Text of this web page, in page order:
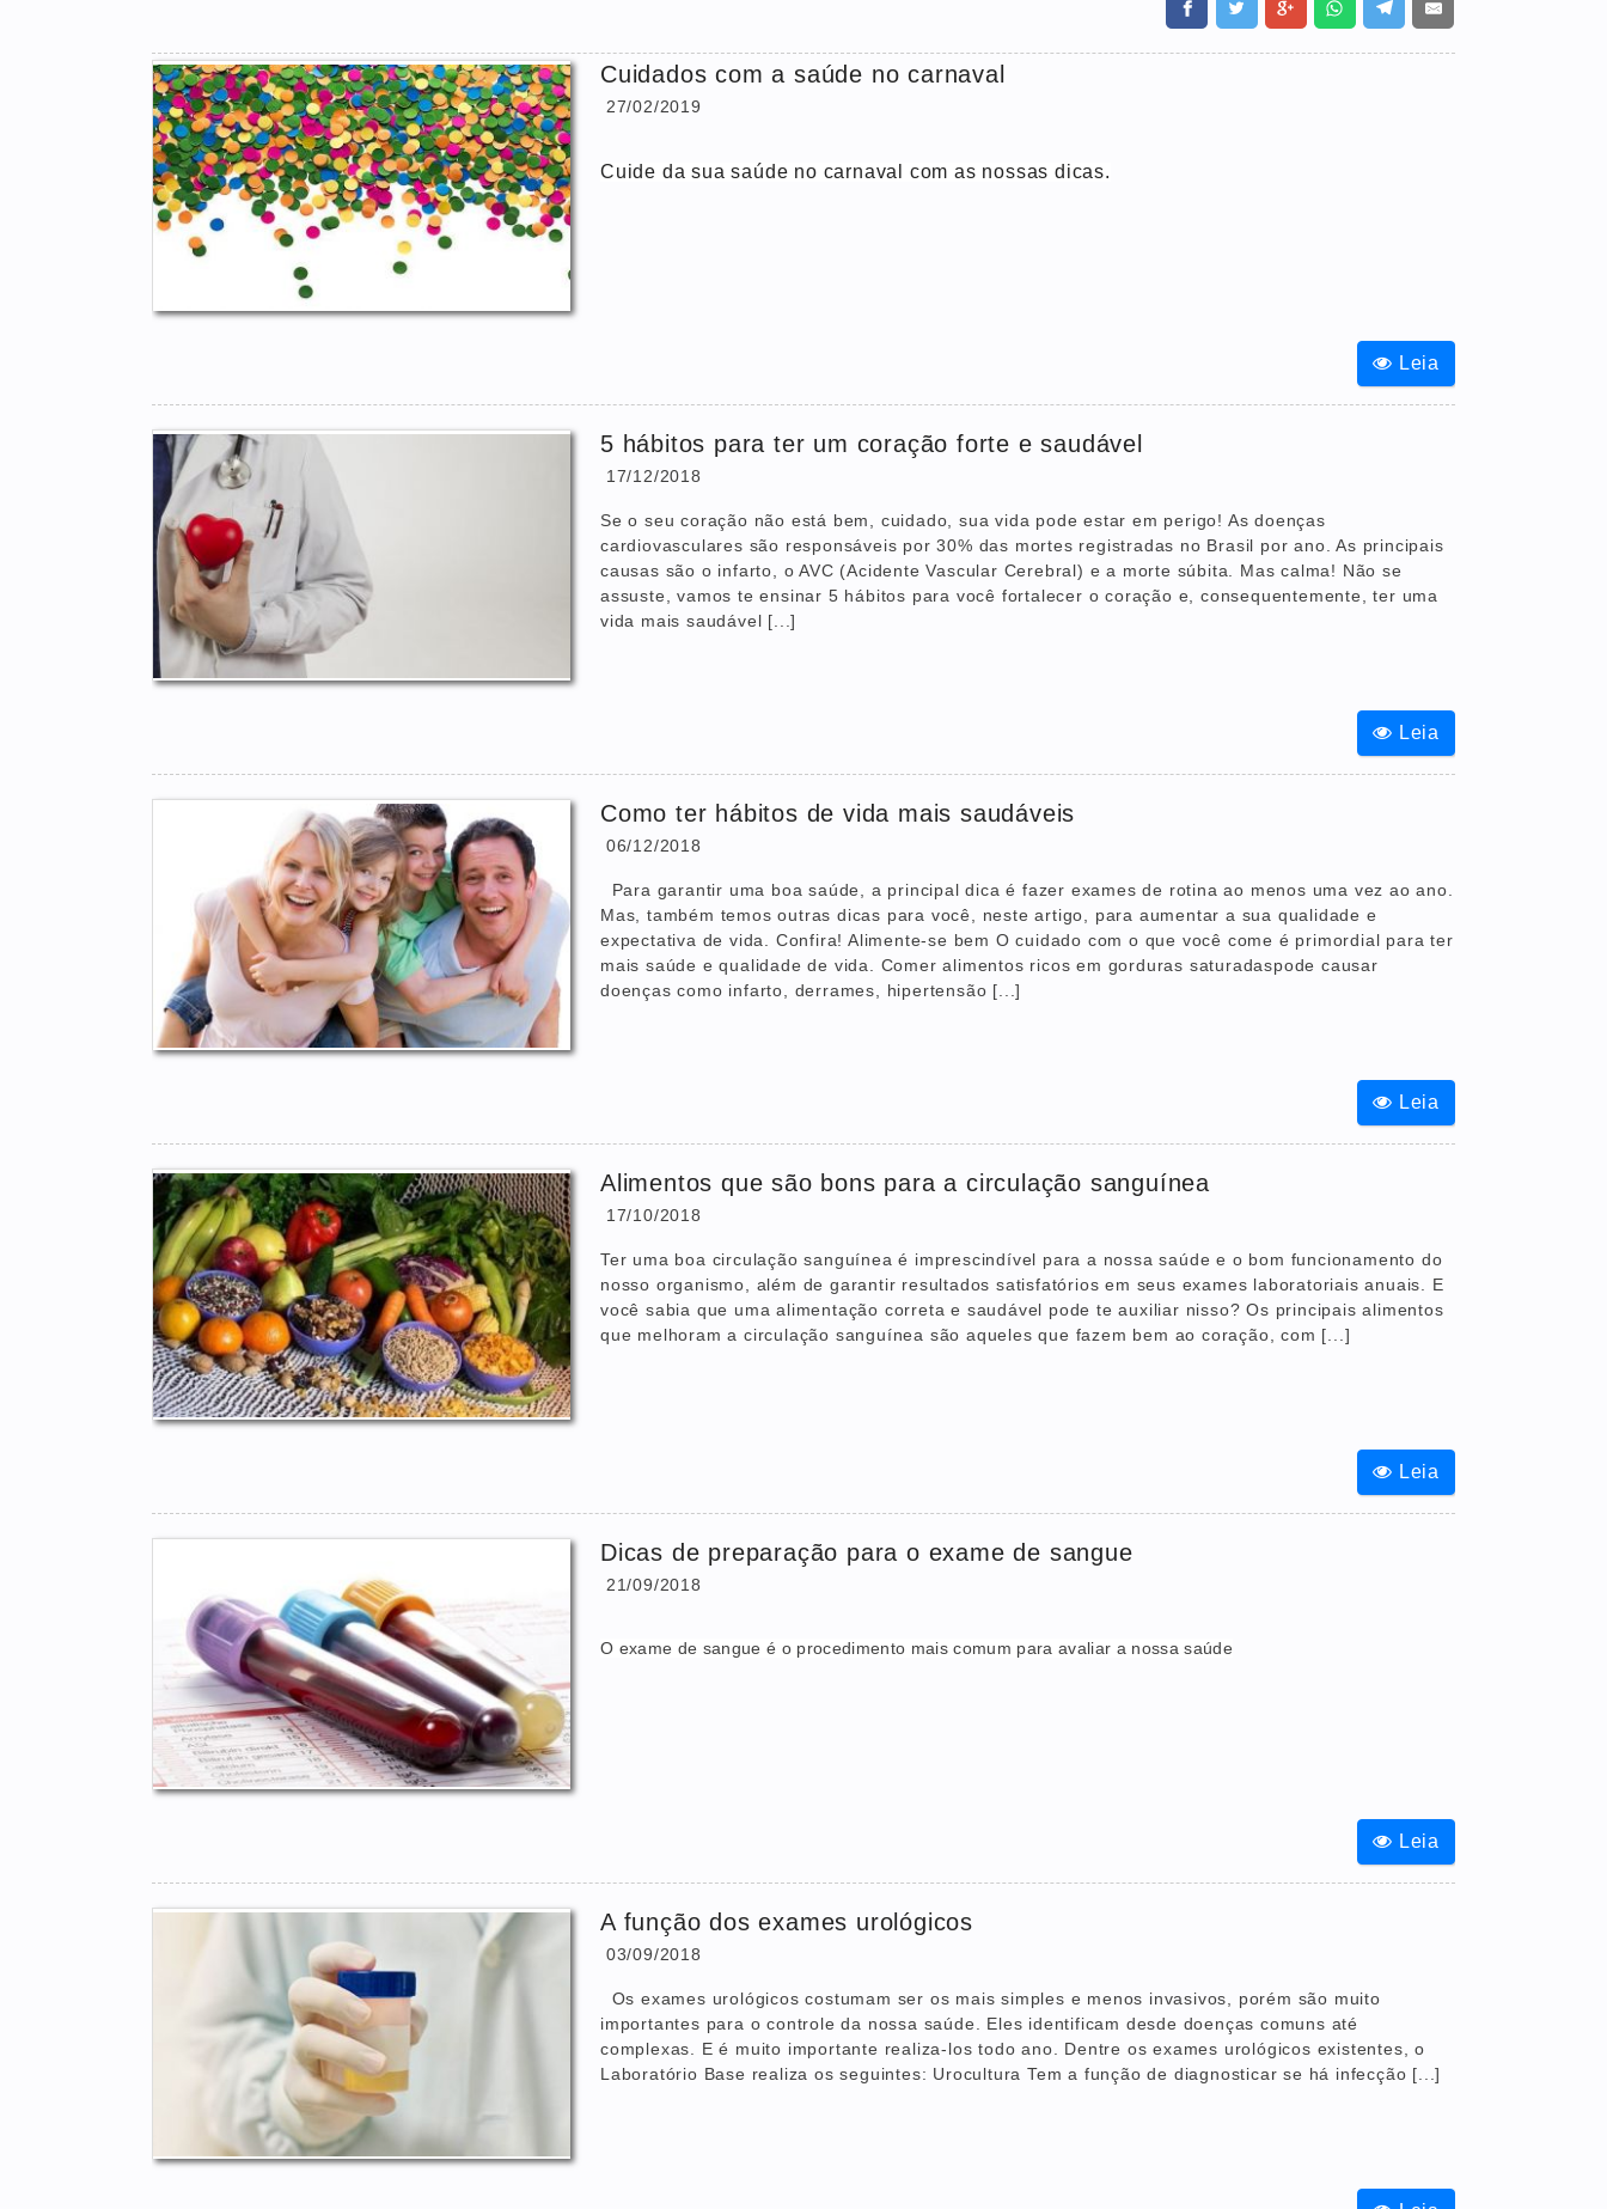
Cuidados com a saúde no carnaval
27/02/2019
Cuide da sua saúde no carnaval com as nossas dicas.
Leia
5 hábitos para ter um coração forte e saudável
17/12/2018
Se o seu coração não está bem, cuidado, sua vida pode estar em perigo! As doenças
cardiovasculares são responsáveis por 30% das mortes registradas no Brasil por ano. As principais
causas são o infarto, o AVC (Acidente Vascular Cerebral) e a morte súbita. Mas calma! Não se
assuste, vamos te ensinar 5 hábitos para você fortalecer o coração e, consequentemente, ter uma
vida mais saudável [...]
Leia
Como ter hábitos de vida mais saudáveis
06/12/2018
Para garantir uma boa saúde, a principal dica é fazer exames de rotina ao menos uma vez ao ano.
Mas, também temos outras dicas para você, neste artigo, para aumentar a sua qualidade e
expectativa de vida. Confira! Alimente-se bem O cuidado com o que você come é primordial para ter
mais saúde e qualidade de vida. Comer alimentos ricos em gorduras saturadaspode causar
doenças como infarto, derrames, hipertensão [...]
Leia
Alimentos que são bons para a circulação sanguínea
17/10/2018
Ter uma boa circulação sanguínea é imprescindível para a nossa saúde e o bom funcionamento do
nosso organismo, além de garantir resultados satisfatórios em seus exames laboratoriais anuais. E
você sabia que uma alimentação correta e saudável pode te auxiliar nisso? Os principais alimentos
que melhoram a circulação sanguínea são aqueles que fazem bem ao coração, com [...]
Leia
Dicas de preparação para o exame de sangue
21/09/2018
O exame de sangue é o procedimento mais comum para avaliar a nossa saúde
Leia
A função dos exames urológicos
03/09/2018
Os exames urológicos costumam ser os mais simples e menos invasivos, porém são muito
importantes para o controle da nossa saúde. Eles identificam desde doenças comuns até
complexas. E é muito importante realiza-los todo ano. Dentre os exames urológicos existentes, o
Laboratório Base realiza os seguintes: Urocultura Tem a função de diagnosticar se há infecção [...]